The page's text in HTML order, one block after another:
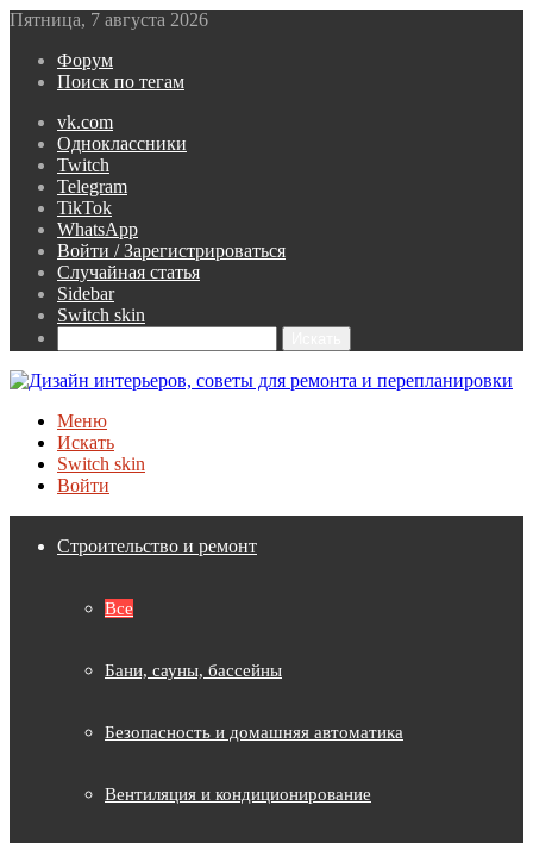
Пятница, 7 августа 2026
Форум
Поиск по тегам
vk.com
Одноклассники
Twitch
Telegram
TikTok
WhatsApp
Войти / Зарегистрироваться
Случайная статья
Sidebar
Switch skin
Меню
Искать
Switch skin
Войти
Строительство и ремонт
Все
Бани, сауны, бассейны
Безопасность и домашняя автоматика
Вентиляция и кондиционирование